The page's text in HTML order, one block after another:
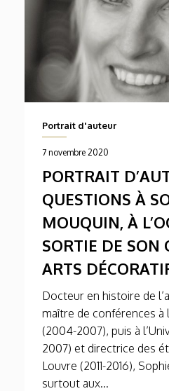
Portrait d'auteur
7 novembre 2020
PORTRAIT
QUESTIONS À
MOUQUIN, À
SORTIE DE SON
ARTS
Docteur en histoire de
maître de conférences à
(2004-2007), puis à
2007) et directrice des
Louvre (2011-2016),
surtout aux...